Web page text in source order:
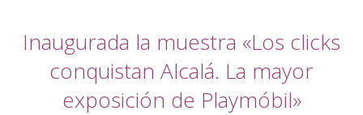
Inaugurada la muestra «Los clicks
conquistan Alcalá. La mayor
exposición de Playmóbil»